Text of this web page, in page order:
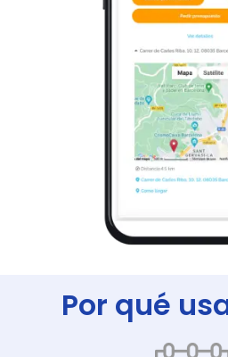
Por qué